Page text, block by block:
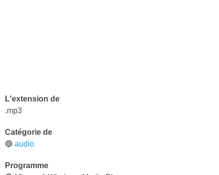
L'extension de
.mp3
Catégorie de
🔵 audio
Programme